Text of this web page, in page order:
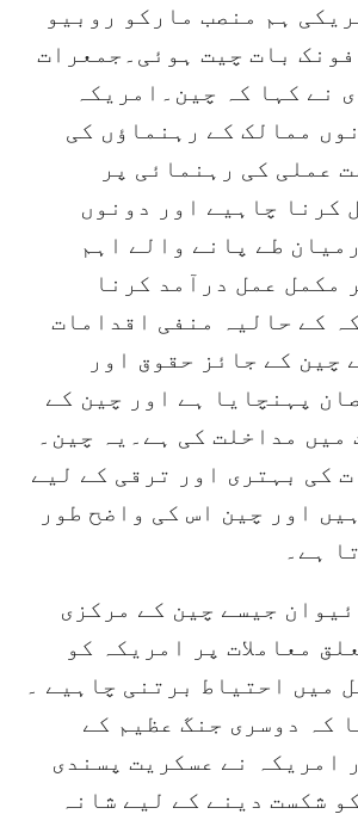
ہم منصب مارکو روبیو
بات چیت ہوئی۔جمعرات
نے کہا کہ چین۔امریکہ
ممالک کے رہنماؤں کی
عملی کی رہنمائی پر
کرنا چاہیے اور دونوں
طے پانے والے اہم
مکمل عمل درآمد کرنا
کے حالیہ منفی اقدامات
چین کے جائز حقوق اور
پہنچایا ہے اور چین کے
میں مداخلت کی ہے۔یہ چین۔
کی بہتری اور ترقی کے لیے
اور چین اس کی واضح طور
ہے۔
جیسے چین کے مرکزی
معاملات پر امریکہ کو
میں احتیاط برتنی چاہیے ۔
کہ دوسری جنگ عظیم کے
امریکہ نے عسکریت پسندی
شکست دینے کے لیے شانہ